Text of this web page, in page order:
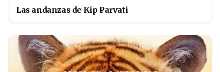
Las andanzas de Kip Parvati